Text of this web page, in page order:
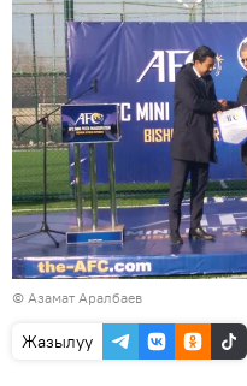
© Азамат Аралбаев
Жазылуу